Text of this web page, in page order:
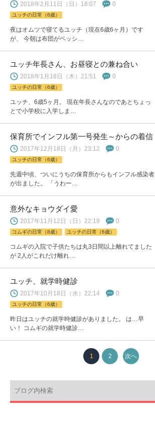
2018年2月11日（日）18:07 0
ユッチの日常（6歳）
夜はオムツで寝てるユッチ（現在6歳6ヶ月）です
が、 今朝は布団がベッシ…
ユッチ年長さん、お昼寝との兼ね合い
2018年1月18日（木）21:51 0
ユッチの日常（6歳）
ユッチ、6歳5ヶ月。 現在年長さんなのであとちょっ
とで小学校に入学しま…
保育所でインフル第一号発生～からの着信
2017年12月18日（月）23:12 0
ユッチの日常（6歳）
先週中頃、ついにうちの保育所からもインフル感染者
が出ました。 「うわー…
意外なキョウダイ愛
2017年11月12日（日）22:19 0
コムギの日常（8歳） ユッチの日常（6歳）
コムギの入院で子供たちは丸3日間以上離れてました
が 2人がこれだけ離れ…
ユッチ、就学時健診
2017年10月18日（水）22:14 0
ユッチの日常（6歳）
昨日はユッチの就学時健診がありました。 は…早
い！ コムギの就学時健診…
1 2 次へ